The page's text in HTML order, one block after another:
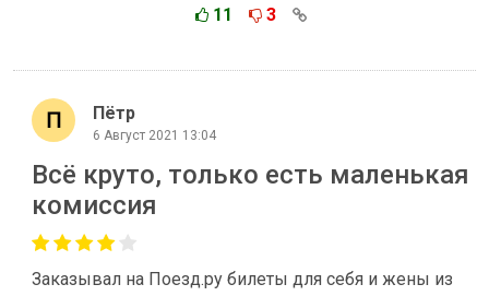
11 3
Пётр
6 Август 2021 13:04
Всё круто, только есть маленькая
комиссия
Заказывал на Поезд.ру билеты для себя и жены из